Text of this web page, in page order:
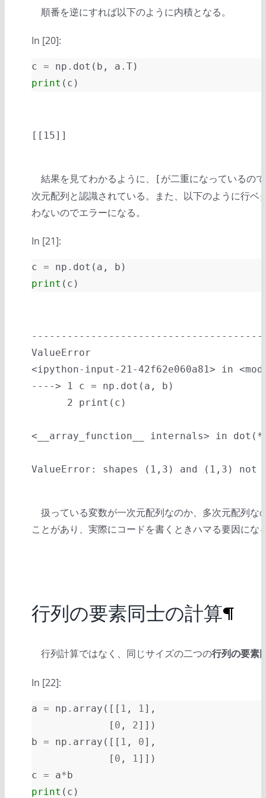
順番を逆にすれば以下のように内積となる。
In [20]:
c = np . dot ( b , a . T)
print ( c )
結果を見てわかるように、 [ が二重になっているの
次元配列と認識されている。また、以下のように行
わないのでエラーになる。
In [21]:
c = np . dot ( a , b )
print ( c )
ValueError
<ipython-input-21-42f62e060a81> in
----> 1 c = np . dot ( a , b )
      2
print ( c )
<__array_function__ internals> in dot
ValueError : shapes (1,3) and (1,3)
扱っている変数が一次元配列なのか、多次元配列な
ことがあり、実際にコードを書くときハマる要因にな
行列の要素同士の計算¶
行列計算ではなく、同じサイズの二つの行列の要素
In [22]:
a = np . array ([[ 1 , 1],
[ 0 , 2]])
b = np . array ([[ 1 , 0],
[ 0 , 1]])
c = a*b
print ( c )